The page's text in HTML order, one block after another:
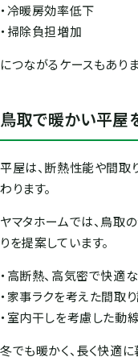
・冷暖房効率低下
・掃除負担増加
につながるケースもありま
鳥取で暖かい平屋
平屋は、断熱性能や間取
わります。
ヤマタホームでは、鳥取
りを提案しています。
・高断熱、高気密で快適
・家事ラクを考えた間取
・室内干しを考慮した動
冬でも暖かく、長く快適